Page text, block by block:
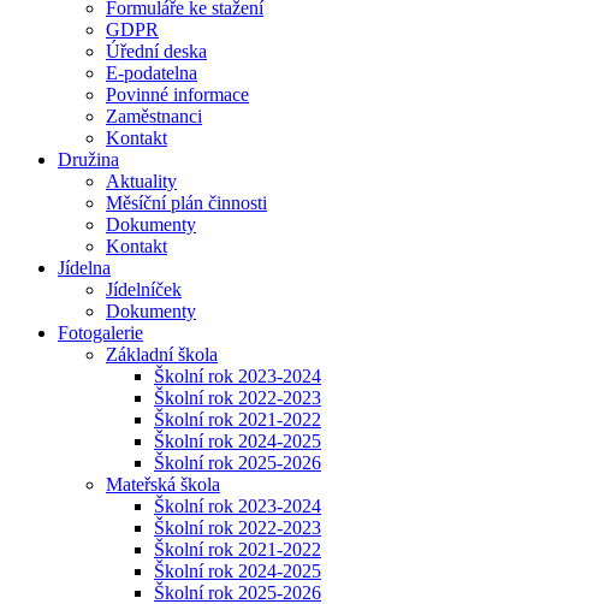
Formuláře ke stažení
GDPR
Úřední deska
E-podatelna
Povinné informace
Zaměstnanci
Kontakt
Družina
Aktuality
Měsíční plán činnosti
Dokumenty
Kontakt
Jídelna
Jídelníček
Dokumenty
Fotogalerie
Základní škola
Školní rok 2023-2024
Školní rok 2022-2023
Školní rok 2021-2022
Školní rok 2024-2025
Školní rok 2025-2026
Mateřská škola
Školní rok 2023-2024
Školní rok 2022-2023
Školní rok 2021-2022
Školní rok 2024-2025
Školní rok 2025-2026